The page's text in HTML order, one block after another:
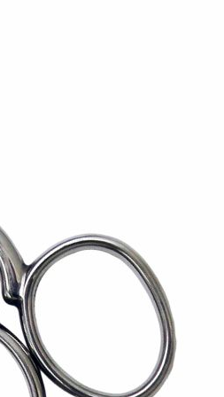
建立專屬帳號
只要再完成幾個步驟，即可完